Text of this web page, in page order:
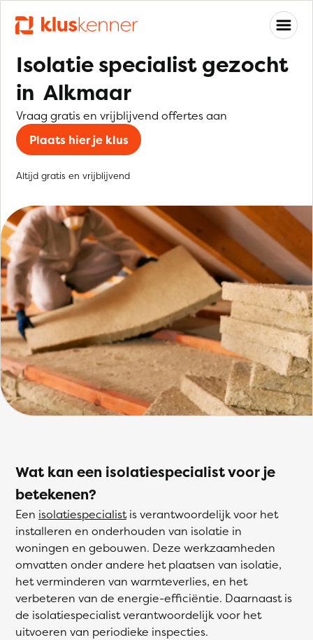
Isolatie specialist gezocht
in Alkmaar
Vraag gratis en vrijblijvend offertes aan
Plaats hier je klus
Altijd gratis en vrijblijvend
Wat kan een isolatiespecialist voor je
betekenen?
Een isolatiespecialistis verantwoordelijk voor het
installeren en onderhouden van isolatie in
woningen en gebouwen. Deze werkzaamheden
omvatten onder andere het plaatsen van isolatie,
het verminderen van warmteverlies, en het
verbeteren van de energie-efficiëntie. Daarnaast is
de isolatiespecialist verantwoordelijk voor het
uitvoeren van periodieke inspecties.